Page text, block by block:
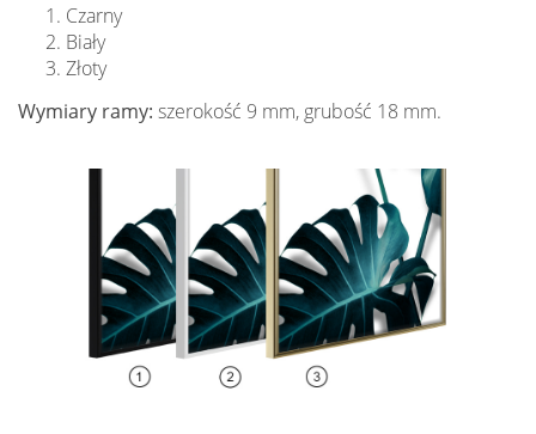
Czarny
Biały
Złoty
Wymiary ramy: szerokość 9 mm, grubość 18 mm.